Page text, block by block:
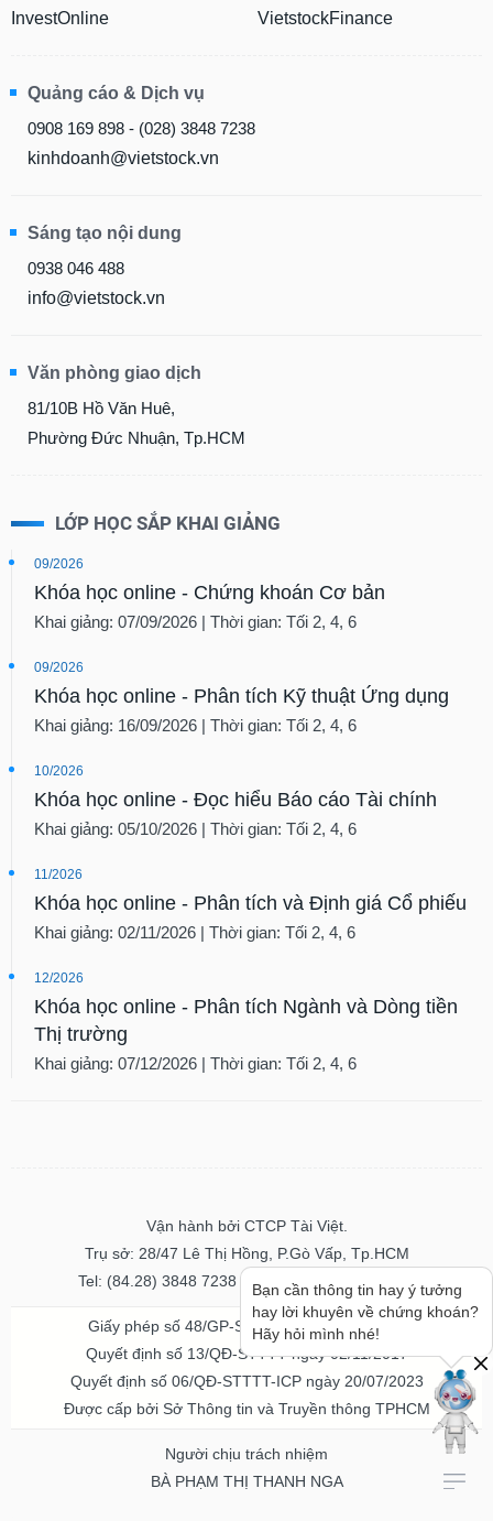
InvestOnline
VietstockFinance
Quảng cáo & Dịch vụ
0908 169 898 - (028) 3848 7238
kinhdoanh@vietstock.vn
Sáng tạo nội dung
0938 046 488
info@vietstock.vn
Văn phòng giao dịch
81/10B Hồ Văn Huê,
Phường Đức Nhuận, Tp.HCM
LỚP HỌC SẮP KHAI GIẢNG
09/2026
Khóa học online - Chứng khoán Cơ bản
Khai giảng: 07/09/2026 | Thời gian: Tối 2, 4, 6
09/2026
Khóa học online - Phân tích Kỹ thuật Ứng dụng
Khai giảng: 16/09/2026 | Thời gian: Tối 2, 4, 6
10/2026
Khóa học online - Đọc hiểu Báo cáo Tài chính
Khai giảng: 05/10/2026 | Thời gian: Tối 2, 4, 6
11/2026
Khóa học online - Phân tích và Định giá Cổ phiếu
Khai giảng: 02/11/2026 | Thời gian: Tối 2, 4, 6
12/2026
Khóa học online - Phân tích Ngành và Dòng tiền
Thị trường
Khai giảng: 07/12/2026 | Thời gian: Tối 2, 4, 6
Vận hành bởi CTCP Tài Việt.
Trụ sở: 28/47 Lê Thị Hồng, P.Gò Vấp, Tp.HCM
Tel: (84.28) 3848 7238 - Fax: (84.28) 3848 7237
Giấy phép số 48/GP-STTTT ngày 04/11/2016
Quyết định số 13/QĐ-STTTT ngày 02/11/2017
Quyết định số 06/QĐ-STTTT-ICP ngày 20/07/2023
Được cấp bởi Sở Thông tin và Truyền thông TPHCM
Người chịu trách nhiệm
BÀ PHẠM THỊ THANH NGA
Bạn cần thông tin hay ý tưởng
hay lời khuyên về chứng khoán?
Hãy hỏi mình nhé!